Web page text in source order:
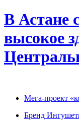
В Астане
высокое
Мега-проект
Бренд